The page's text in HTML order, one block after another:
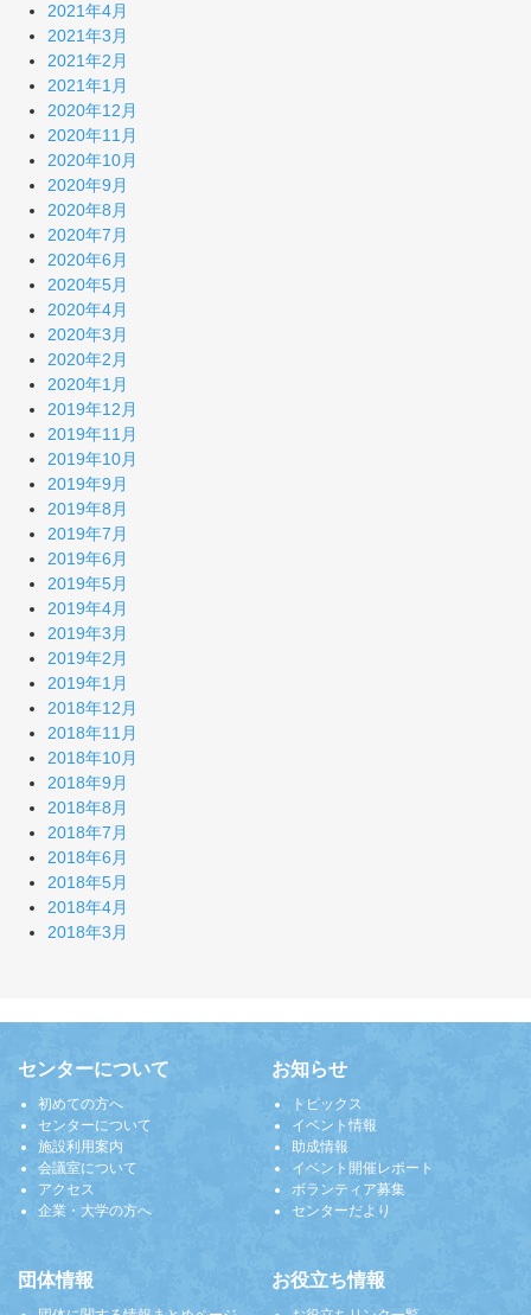
2021年4月
2021年3月
2021年2月
2021年1月
2020年12月
2020年11月
2020年10月
2020年9月
2020年8月
2020年7月
2020年6月
2020年5月
2020年4月
2020年3月
2020年2月
2020年1月
2019年12月
2019年11月
2019年10月
2019年9月
2019年8月
2019年7月
2019年6月
2019年5月
2019年4月
2019年3月
2019年2月
2019年1月
2018年12月
2018年11月
2018年10月
2018年9月
2018年8月
2018年7月
2018年6月
2018年5月
2018年4月
2018年3月
センターについて
初めての方へ
センターについて
施設利用案内
会議室について
アクセス
企業・大学の方へ
お知らせ
トピックス
イベント情報
助成情報
イベント開催レポート
ボランティア募集
センターだより
団体情報 お役立ち情報